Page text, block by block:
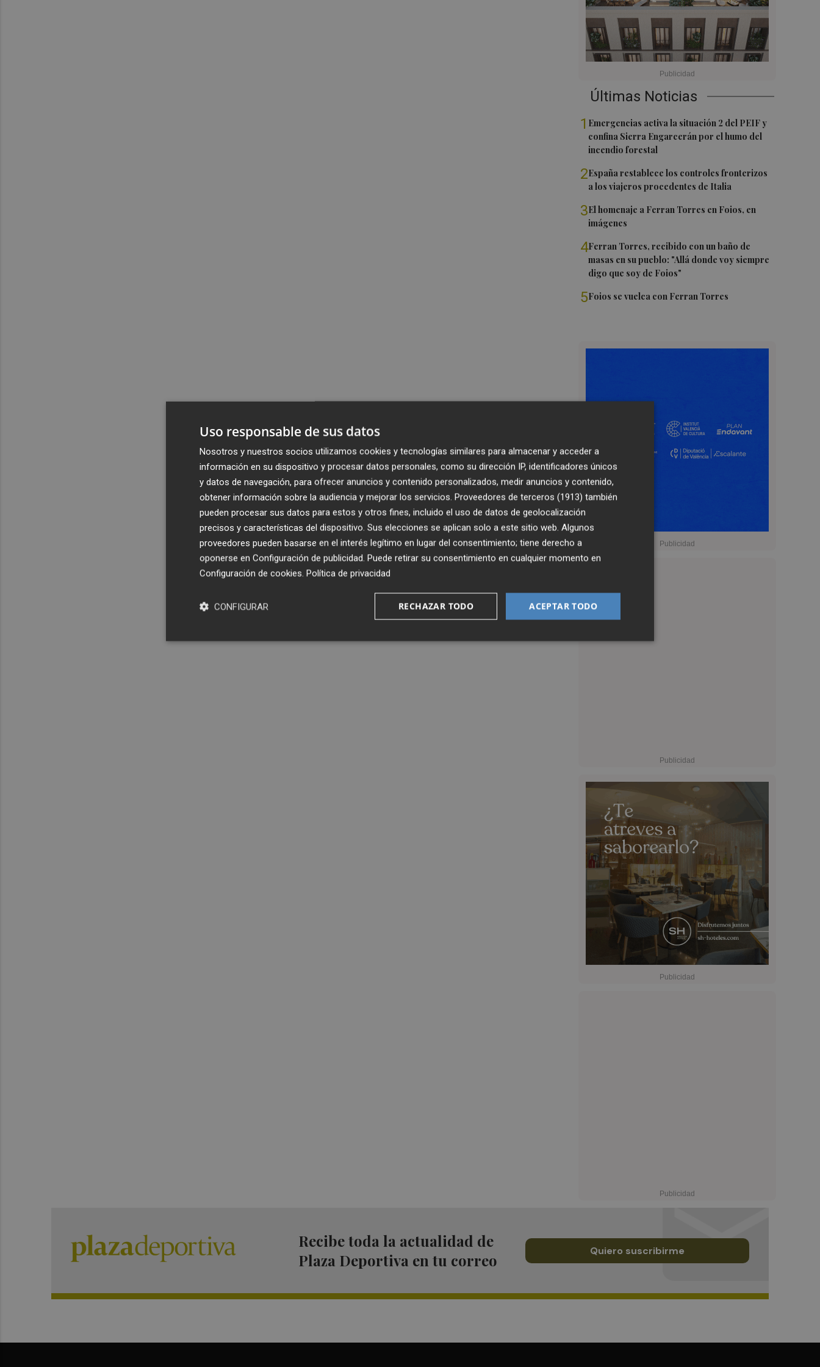
Últimas Noticias
1 Emergencias activa la situación 2 del PEIF y
confina Sierra Engarcerán por el humo del
incendio forestal
2España restablece los controles fronterizos
a los viajeros procedentes de Italia
3El homenaje a Ferran Torres en Foios, en
imágenes
4Ferran Torres, recibido con un baño de
masas en su pueblo: "Allá donde voy siempre
digo que soy de Foios"
5Foios se vuelca con Ferran Torres
Recibe toda la actualidad de
Plaza Deportiva en tu correo
Quiero suscribirme
Uso responsable de sus datos
Nosotros y nuestros socios utilizamos cookies y tecnologías similares para almacenar y acceder a
información en su dispositivo y procesar datos personales, como su dirección IP, identificadores únicos
y datos de navegación, para ofrecer anuncios y contenido personalizados, medir anuncios y contenido,
obtener información sobre la audiencia y mejorar los servicios. Proveedores de terceros (1913) también
pueden procesar sus datos para estos y otros fines, incluido el uso de datos de geolocalización
precisos y características del dispositivo. Sus elecciones se aplican solo a este sitio web. Algunos
proveedores pueden basarse en el interés legítimo en lugar del consentimiento; tiene derecho a
oponerse en Configuración de publicidad. Puede retirar su consentimiento en cualquier momento en
Configuración de cookies. Política de privacidad
ACEPTAR TODO
RECHAZAR TODO
CONFIGURAR